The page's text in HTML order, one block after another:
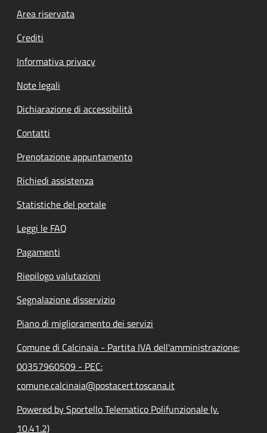
Footer menu
Area riservata
Crediti
Informativa privacy
Note legali
Dichiarazione di accessibilità
Contatti
Prenotazione appuntamento
Richiedi assistenza
Statistiche del portale
Leggi le FAQ
Pagamenti
Riepilogo valutazioni
Segnalazione disservizio
Piano di miglioramento dei servizi
Comune di Calcinaia - Partita IVA dell'amministrazione:
00357960509 - PEC:
comune.calcinaia@postacert.toscana.it
Powered by Sportello Telematico Polifunzionale (v.
10.41.2)